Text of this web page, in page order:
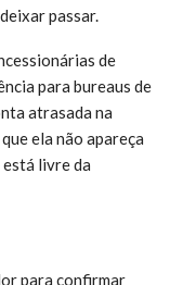
passar.
de
para bureaus de
atrasada na
ela não apareça
está livre da
para confirmar